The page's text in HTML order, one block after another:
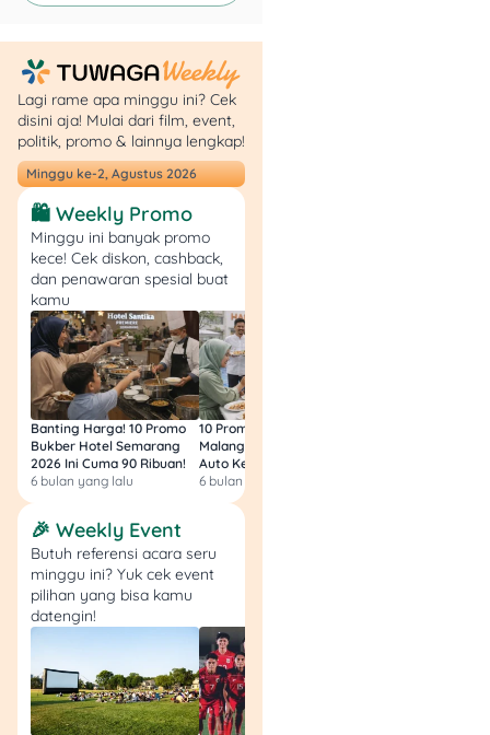
tabungan, KTA, deposito,
sampaidana tunai properti
& kendaraan —semua ada
di Tuwaga💰
👉 Mau dapetin insight
finansial + bisa langsung
applyproduk keuangan?
Langsung klik ke Tuwaga
sekarang juga!
Lagi rame apa minggu ini? Cek
disini aja! Mulai dari film, event,
politik, promo & lainnya lengkap!
Minggu ke-2, Agustus 2026
🛍️ Weekly Promo
Minggu ini banyak promo
kece! Cek diskon, cashback,
dan penawaran spesial buat
kamu
Banting Harga! 10 Promo
Bukber Hotel Semarang
2026 Ini Cuma 90 Ribuan!
6 bulan yang lalu
10 Promo Bukber Hotel
Malang 2026: Start 75rb,
Auto Kenyang!
6 bulan yang lalu
🎉 Weekly Event
Butuh referensi acara seru
minggu ini? Yuk cek event
pilihan yang bisa kamu
datengin!